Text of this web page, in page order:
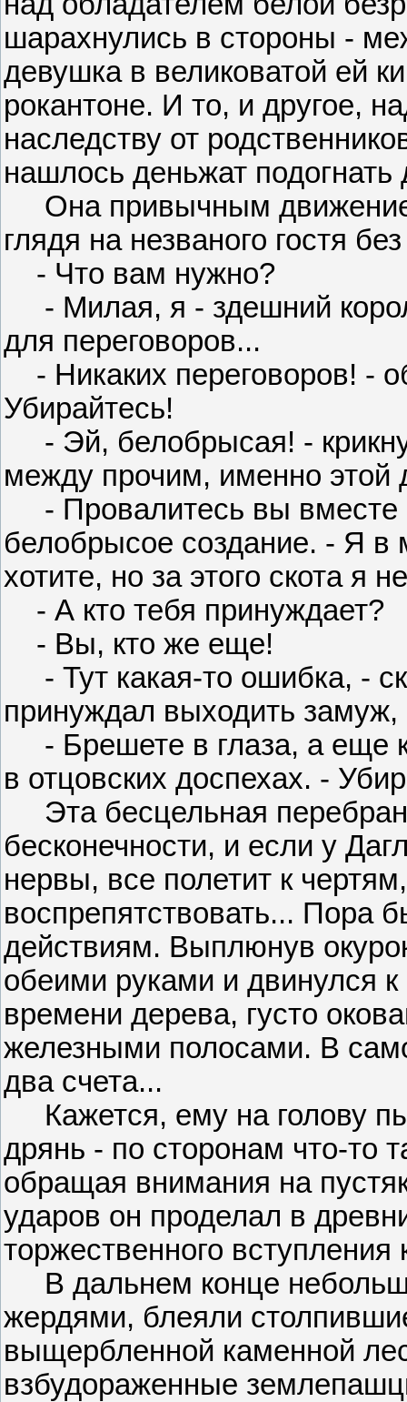
шарахнулись в стороны -
девушка в великоватой ей
рокантоне. И то, и другое,
наследству от
нашлось деньжат
Она привычным
глядя на незваного гостя
- Что вам нужно?
- Милая, я - здешний
для переговоров...
- Никаких переговоров! -
Убирайтесь!
- Эй, белобрысая! -
между прочим, именно этой
- Провалитесь вы вместе
белобрысое создание. - Я в
хотите, но за этого скота я
- А кто тебя принуждает?
- Вы, кто же еще!
- Тут какая-то ошибка, -
принуждал выходить
- Брешете в глаза, а еще
в отцовских доспехах. -
Эта бесцельная
бесконечности, и если у
нервы, все полетит к
воспрепятствовать... Пора
действиям. Выплюнув
обеими руками и двинулся
времени дерева, густо
железными полосами. В
два счета...
Кажется, ему на голову
дрянь - по сторонам что-то
обращая внимания на
ударов он проделал в
торжественного
В дальнем конце
жердями, блеяли
выщербленной каменной
взбудораженные